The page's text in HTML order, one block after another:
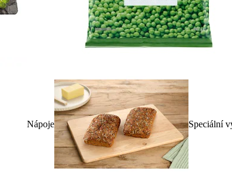
Nápoje Speciální